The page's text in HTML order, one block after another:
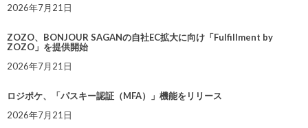
2026年7月21日
ZOZO、BONJOUR SAGANの自社EC拡大に向け「Fulfillment by
ZOZO」を提供開始
2026年7月21日
ロジポケ、「パスキー認証（MFA）」機能をリリース
2026年7月21日